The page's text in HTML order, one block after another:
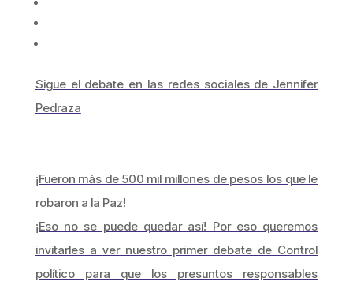
Sigue el debate en las redes sociales de Jennifer
Pedraza
¡Fueron más de 500 mil millones de pesos los que le
robaron a la Paz!
¡Eso no se puede quedar así! Por eso queremos
invitarles a ver nuestro primer debate de Control
político para que los presuntos responsables